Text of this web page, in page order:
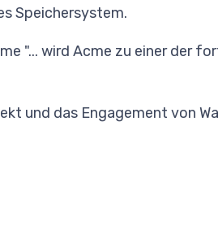
Speichersystem.
"... wird Acme zu einer der
und das Engagement von